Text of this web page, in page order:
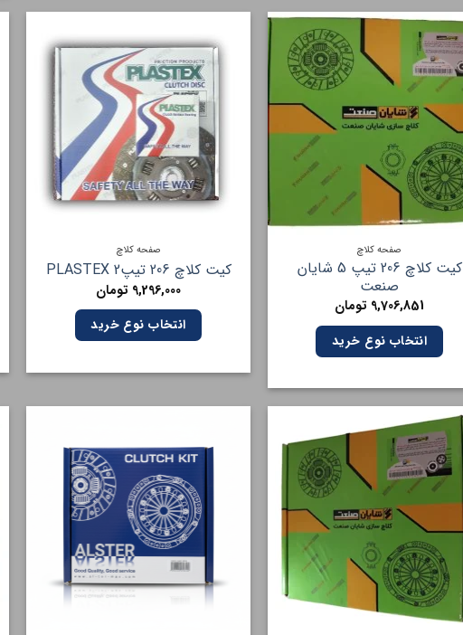
صفحه کلاچ
کیت کلاچ 206 تیپ 5 شایان
صنعت
9,706,851 تومان
انتخاب نوع خرید
صفحه کلاچ
کیت کلاچ 206 تیپ2 PLASTEX
9,296,000 تومان
انتخاب نوع خرید